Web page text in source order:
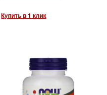
Купить в 1 клик